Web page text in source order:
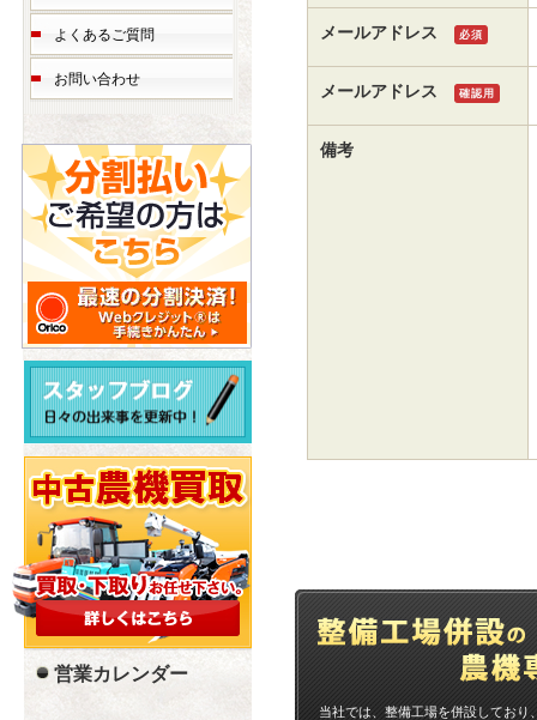
メールアドレス 必須
メールアドレス 確認用
備考
当社では、整備工場を併設してお
よくあるご質問
お問い合わせ
営業カレンダー